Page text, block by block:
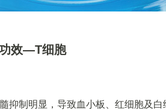
效—T细胞
抑制明显，导致血小板、红细胞及白